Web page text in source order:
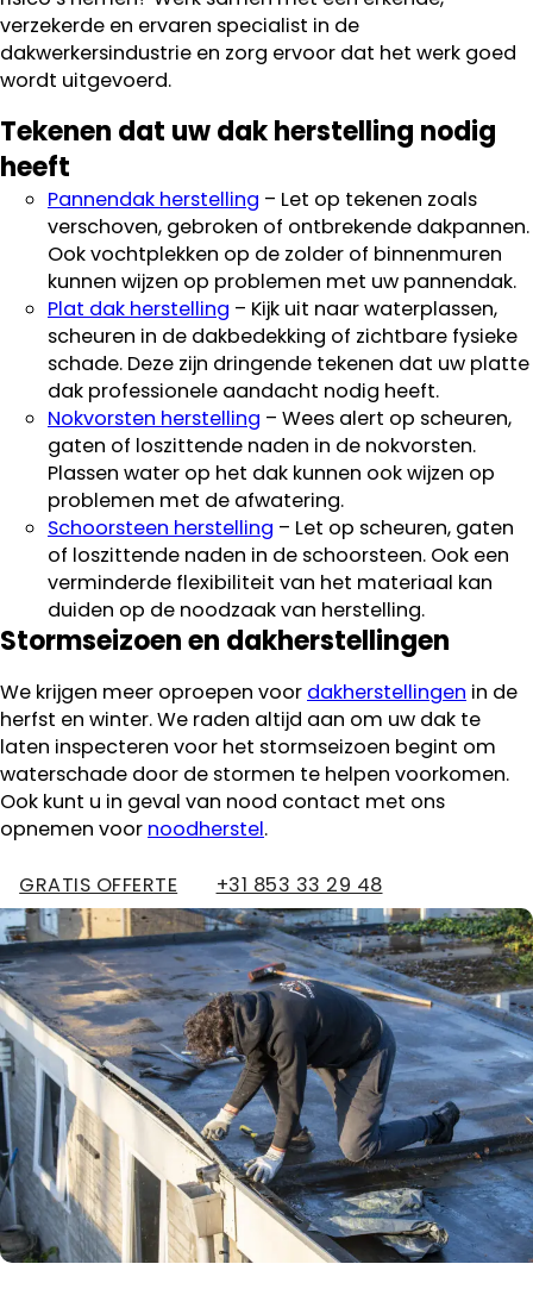
verzekerde en ervaren specialist in de
dakwerkersindustrie en zorg ervoor dat het werk goed
wordt uitgevoerd.
Tekenen dat uw dak herstelling nodig
heeft
Pannendak herstelling – Let op tekenen zoals
verschoven, gebroken of ontbrekende dakpannen.
Ook vochtplekken op de zolder of binnenmuren
kunnen wijzen op problemen met uw pannendak.
Plat dak herstelling – Kijk uit naar waterplassen,
scheuren in de dakbedekking of zichtbare fysieke
schade. Deze zijn dringende tekenen dat uw platte
dak professionele aandacht nodig heeft.
Nokvorsten herstelling – Wees alert op scheuren,
gaten of loszittende naden in de nokvorsten.
Plassen water op het dak kunnen ook wijzen op
problemen met de afwatering.
Schoorsteen herstelling – Let op scheuren, gaten
of loszittende naden in de schoorsteen. Ook een
verminderde flexibiliteit van het materiaal kan
duiden op de noodzaak van herstelling.
Stormseizoen en dakherstellingen
We krijgen meer oproepen voor dakherstellingen in de
herfst en winter. We raden altijd aan om uw dak te
laten inspecteren voor het stormseizoen begint om
waterschade door de stormen te helpen voorkomen.
Ook kunt u in geval van nood contact met ons
opnemen voor noodherstel.
GRATIS OFFERTE +31 853 33 29 48